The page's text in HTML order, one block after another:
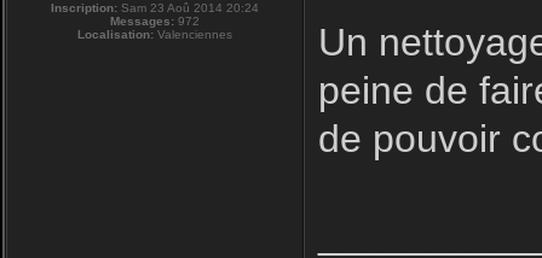
Inscription: Sam 23 Aoû 2014 20:24
Messages: 972
Localisation: Valenciennes
Un
peine de
de pouvoir